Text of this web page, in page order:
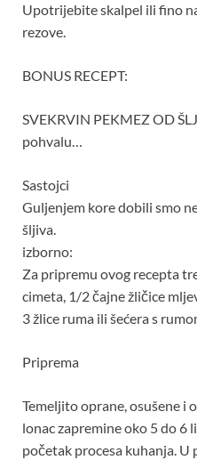
Upotrijebite skalpel ili fino
rezove.
BONUS RECEPT:
SVEKRVIN PEKMEZ OD
pohvalu…
Sastojci
Guljenjem kore dobili smo
šljiva.
izborno:
Za pripremu ovog recepta
cimeta, 1/2 čajne žličice
3 žlice ruma ili šećera s
Priprema
Temeljito oprane, osušene i
lonac zapremine oko 5 do
početak procesa kuhanja.